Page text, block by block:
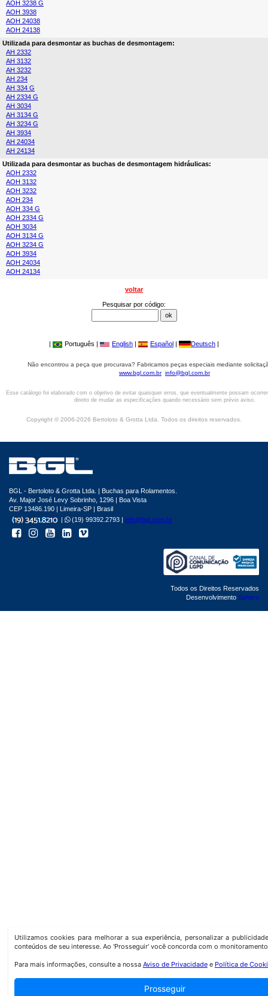
AOH 3238 G
AOH 3938
AOH 24038
AOH 24138
Utilizada para desmontar as buchas de desmontagem:
AH 2332
AH 3132
AH 3232
AH 234
AH 334 G
AH 2334 G
AH 3034
AH 3134 G
AH 3234 G
AH 3934
AH 24034
AH 24134
Utilizada para desmontar as buchas de desmontagem hidráulicas:
AOH 2332
AOH 3132
AOH 3232
AOH 234
AOH 334 G
AOH 2334 G
AOH 3034
AOH 3134 G
AOH 3234 G
AOH 3934
AOH 24034
AOH 24134
voltar
Pesquisar por código:
| Português | English | Español | Deutsch |
Não encontrou a peça que procurava? Fabricamos peças especiais mediante
www.bgl.com.br info@bgl.com.br
Esse catálogo foi elaborado com o objetivo de evitar quaisquer erros, que eventualmente possam
direito de mudar as especificações quando necessário sem prévio aviso.
Copyright © 2006-2026 Bertoloto & Grotta Ltda. Todos os direitos reservados.
Utilizamos cookies para melhorar a sua experiência, personalizar a
conteúdos de seu interesse. Ao 'Prosseguir' você concorda com o
Para mais informações, consulte a nossa Aviso de Privacidadee Política de
Prosseguir
BGL - Bertoloto & Grotta Ltda. | Buchas para Rolamentos.
Av. Major José Levy Sobrinho, 1296 | Boa Vista
CEP 13486.190 | Limeira-SP | Brasil
|
(19) 99392.2793 | info@bgl.com.br
Todos os Direitos Reservados
Desenvolvimento Sphera